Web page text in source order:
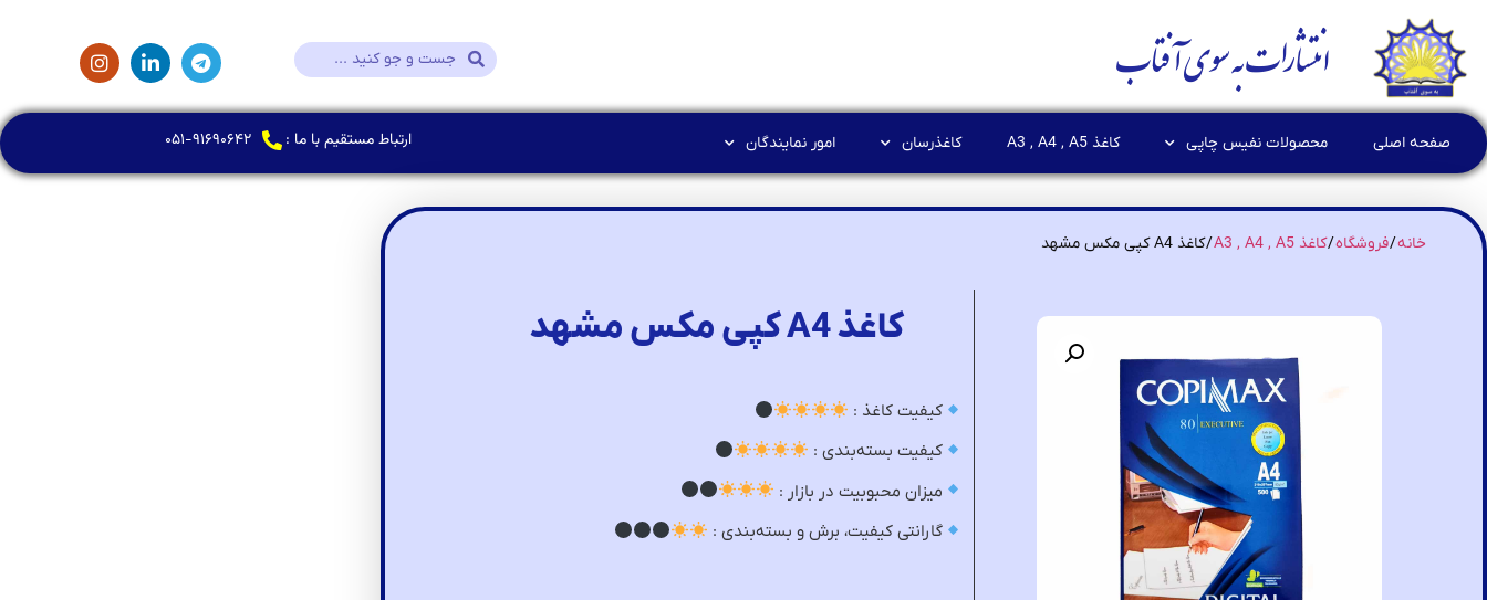
انتشارات به سوی آفتاب
صفحه اصلی محصولات نفیس چاپی کاغذ A3 , A4 , A5 کاغذرسان امور نمایندگان ارتباط مستقیم با ما : ۰۵۱-۹۱۶۹۰۶۴۲
خانه/فروشگاه/کاغذ A3 , A4 , A5 / کاغذ A4 کپی مکس مشهد
کاغذ A4 کپی مکس مشهد
کیفیت کاغذ :
کیفیت بسته‌بندی :
میزان محبوبیت در بازار :
گارانتی کیفیت، برش و بسته‌بندی :